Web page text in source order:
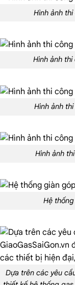
Hình ảnh
Hình ảnh
Hình ảnh
Hình ảnh
Hệ
Dựa trên các yêu